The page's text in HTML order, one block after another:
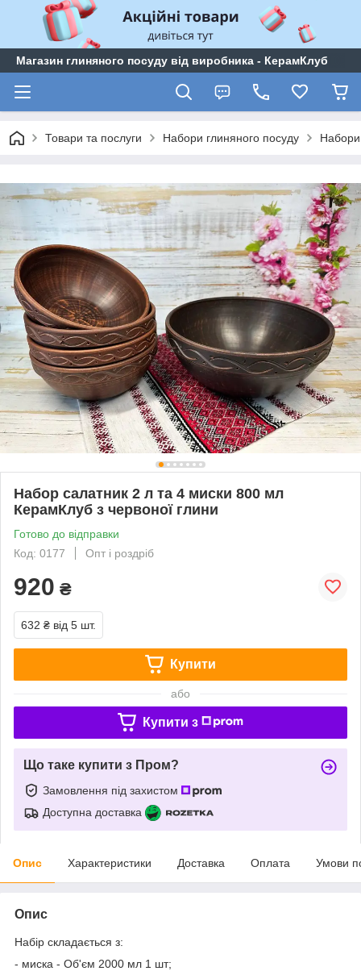
Магазин глиняного посуду від виробника - КерамКлуб
Товари та послуги Набори глиняного посуду Набори
Набор салатник 2 л та 4 миски 800 мл
КерамКлуб з червоної глини
Готово до відправки
Код: 0177
Опт і роздріб
920 ₴
632 ₴ від 5 шт.
Купити
або
Купити з
Що таке купити з Пром?
Замовлення під захистом
Доступна доставка
Опис Характеристики Доставка Оплата Умови
Опис
Набір складається з:
- миска - Об'єм 2000 мл 1 шт;